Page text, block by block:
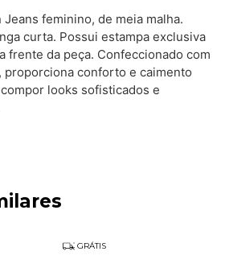
feminino, de meia malha.
curta. Possui estampa exclusiva
frente da peça. Confeccionado com
proporciona conforto e caimento
looks sofisticados e
GRÁTIS